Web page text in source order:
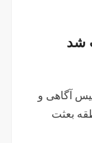
آگاهی و
منطقه بعثت